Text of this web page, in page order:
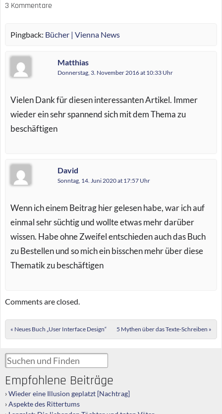
3 Kommentare
Pingback: Bücher | Vienna News
Matthias
Donnerstag, 3. November 2016 at 10:33 Uhr
Vielen Dank für diesen interessanten Artikel. Immer
wieder ein sehr spannend sich mit dem Thema zu
beschäftigen
David
Sonntag, 14. Juni 2020 at 17:57 Uhr
Wenn ich einem Beitrag hier gelesen habe, war ich auf
einmal sehr süchtig und wollte etwas mehr darüber
wissen. Habe ohne Zweifel entschieden auch das Buch
zu Bestellen und so mich ein bisschen mehr über diese
Thematik zu beschäftigen
Comments are closed.
Post navigation
« Neues Buch „User Interface Design“ 5 Mythen über das Texte-Schreiben »
Suchen und Finden
Empfohlene Beiträge
Wieder eine Illusion geplatzt [Nachtrag]
Aspekte des Rittertums